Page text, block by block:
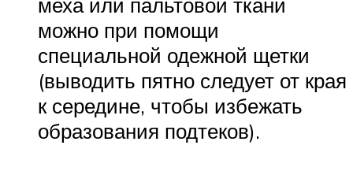
можно при помощи
специальной одежной щетки
(выводить пятно следует от края
к середине, чтобы избежать
образования подтеков).